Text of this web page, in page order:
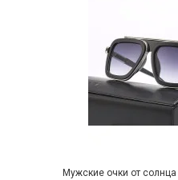
Мужские очки от